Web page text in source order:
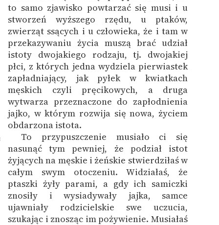
to samo zjawisko powtarzać się musi i u
stworzeń wyższego rzędu, u ptaków,
zwierząt ssących i u człowieka, że i tam w
przekazywaniu życia muszą brać udział
istoty dwojakiego rodzaju, tj. dwojakiej
płci, z których jedna wydziela pierwiastek
zapładniający, jak pyłek w kwiatkach
męskich czyli pręcikowych, a druga
wytwarza przeznaczone do zapłodnienia
jajko, w którym rozwija się nowa, życiem
obdarzona istota.
To przypuszczenie musiało ci się
nasunąć tym pewniej, że podział istot
żyjących na męskie i żeńskie stwierdziłaś w
całym swym otoczeniu. Widziałaś, że
ptaszki żyły parami, a gdy ich samiczki
znosiły i wysiadywały jajka, samce
ujawniały rodzicielskie swe uczucia,
szukając i znosząc im pożywienie. Musiałaś